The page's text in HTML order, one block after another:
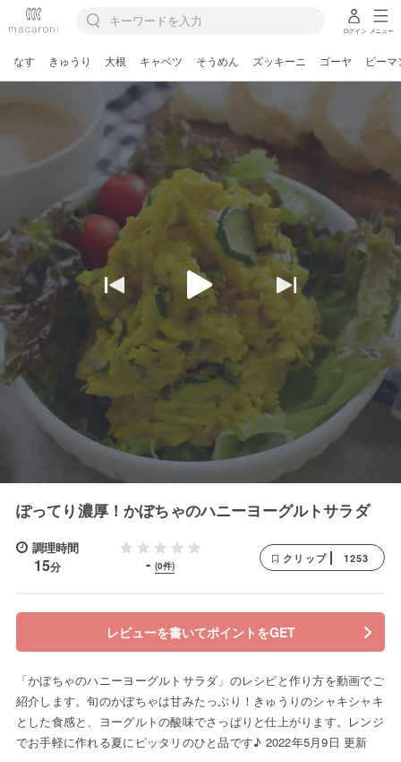
ログイン メニュー
なす きゅうり 大根 キャベツ そうめん ズッキーニ ゴーヤ ピーマ
ぽってり濃厚！かぼちゃのハニーヨーグルトサラダ
調理時間
15分 - (0件)
クリップ 1253
レビューを書いてポイントをGET
「かぼちゃのハニーヨーグルトサラダ」のレシピと作り方を動画でご
紹介します。旬のかぼちゃは甘みたっぷり！きゅうりのシャキシャキ
とした食感と、ヨーグルトの酸味でさっぱりと仕上がります。レンジ
でお手軽に作れる夏にピッタリのひと品です♪ 2022年5月9日 更新